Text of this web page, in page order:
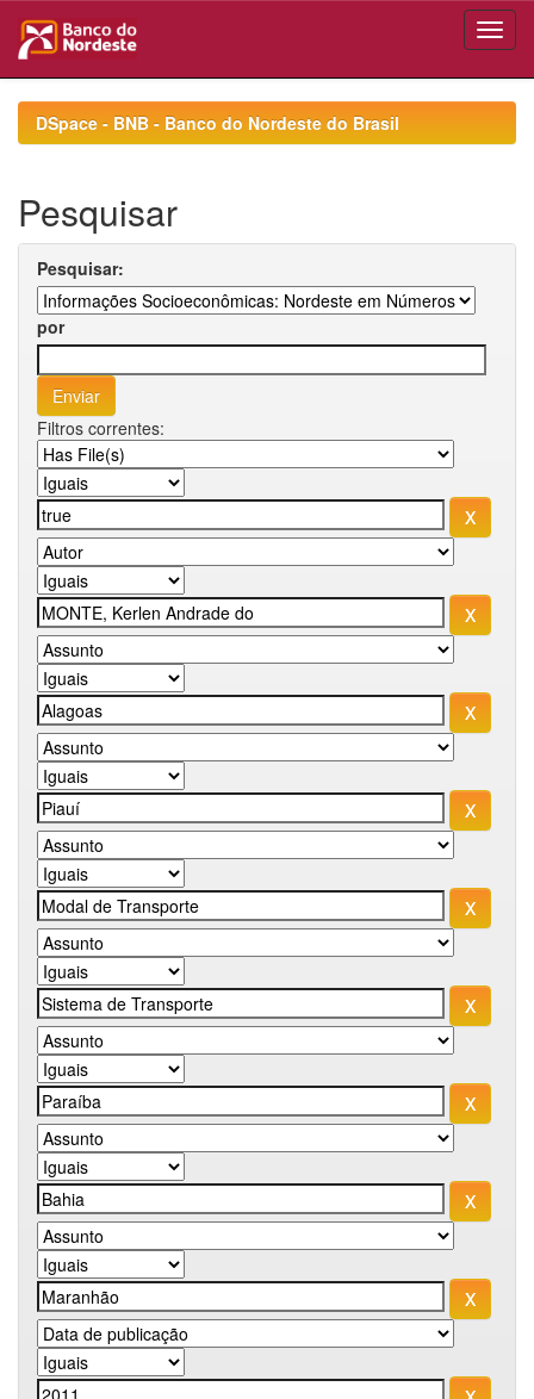
navigationDSpace - BNB - Banco do Nordeste do Brasil
Pesquisar
Pesquisar:
por
Filtros correntes: